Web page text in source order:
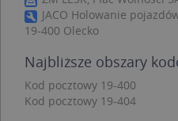
JACO Holowanie
19-400 Olecko
Najbliższe obszary
Kod pocztowy 19-400
Kod pocztowy 19-404
Niezbędne
Funkcjonalność
Niezbędne pliki cookie
jak logowanie
Bez niezbędnych plików